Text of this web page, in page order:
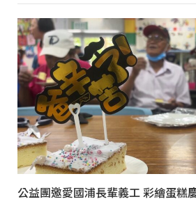
公益團邀愛國浦長輩義工 彩繪蛋糕